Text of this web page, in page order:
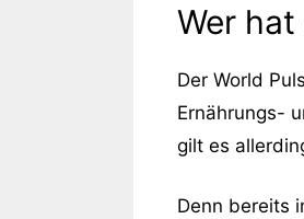
Wer
Der World
Ernährungs-
gilt es
Denn bereits